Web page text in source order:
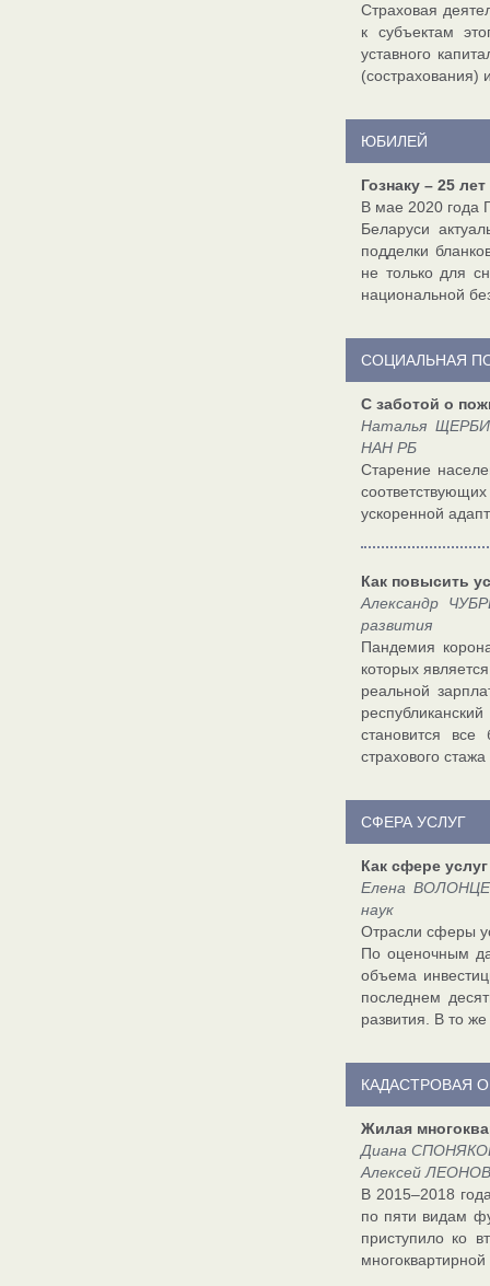
Страховая
к субъектам
уставного
(сострахования)
ЮБИЛЕЙ
Гознаку – 25 лет
В мае 2020 года
Беларуси
подделки
не только для
национальной
СОЦИАЛЬНАЯ
С заботой о
Наталья
НАН РБ
Старение
ускоренной
Как повысить
Александр
развития
Пандемия
которых
реальной
становится
страхового
СФЕРА УСЛУГ
Как сфере
Елена
наук
Отрасли сферы
По оценочным
объема
последнем
развития. В то
КАДАСТРОВАЯ
Жилая
Диана
Алексей
В 2015–2018
по пяти видам
приступило ко